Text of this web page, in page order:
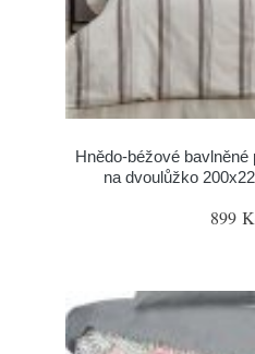
Hnědo-béžové
na dvoulůžko
899